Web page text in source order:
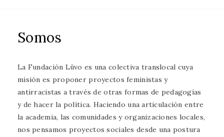
Somos
La Fundación Lüvo es una colectiva translocal cuya
misión es proponer proyectos feministas y
antirracistas a través de otras formas de pedagogías
y de hacer la política. Haciendo una articulación entre
la academia, las comunidades y organizaciones locales,
nos pensamos proyectos sociales desde una postura